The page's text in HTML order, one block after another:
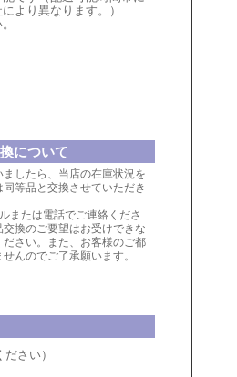
より異なります。）
について
したら、当店の在庫状況を
等品と交換させていただき
または電話でご連絡くださ
換のご要望はお受けできな
ださい。また、お客様のご都
んのでご了承願います。
さい）